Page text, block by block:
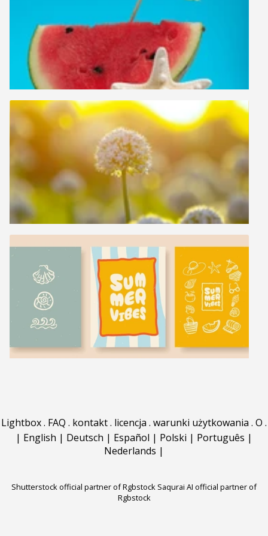
Lightbox. FAQ . kontakt. licencja . warunki użytkowania . O .
| English | Deutsch | Español | Polski | Português |
Nederlands |
Shutterstock official partner of Rgbstock Saqurai AI official partner of
Rgbstock